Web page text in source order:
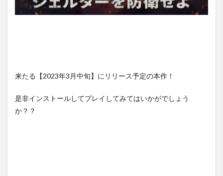
来たる【2023年3月中旬】にリリース予定の本作！
是非インストールしてプレイしてみてはいかがでしょう
か？？